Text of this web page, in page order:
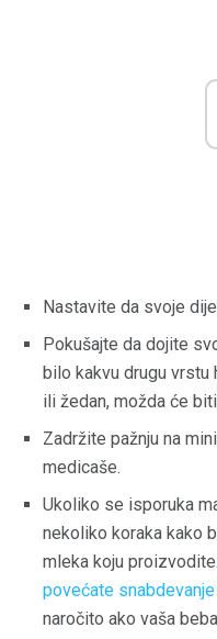
Nastavite da svoje
Pokušajte da dojite
bilo kakvu drugu vrstu
ili žedan, možda će
Zadržite pažnju na
medicaše.
Ukoliko se isporuka
nekoliko koraka kako
mleka koju proizvodite.
povećate
naročito ako vaša